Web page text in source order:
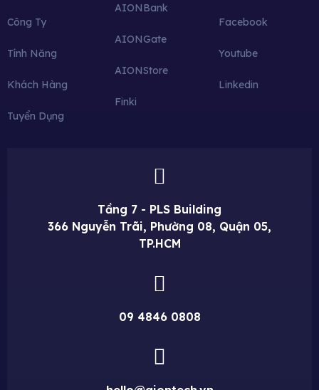
Công Ty
Tính Năng
Khách Hàng
Tuyển Dụng
AIONBank
AIONGate
AIONStore
Finki
Facebook
Youtube
Linkedin
Tầng 7 - PLS Building
366 Nguyễn Trãi, Phường 08, Quận 05,
TP.HCM
09 4846 0808